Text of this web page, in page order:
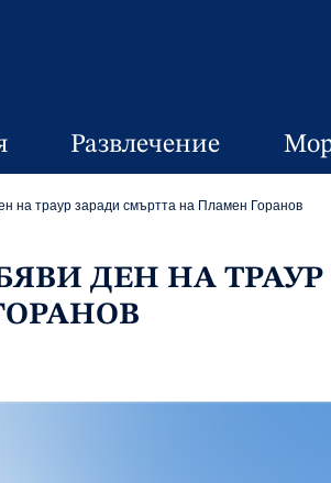
Развлечение
на траур заради смъртта на Пламен Горанов
ДЕН НА ТРАУР